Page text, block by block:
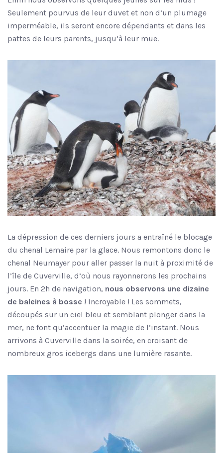
Seulement pourvus de leur duvet et non d’un plumage
imperméable, ils seront encore dépendants et dans les
pattes de leurs parents, jusqu’à leur mue.
La dépression de ces derniers jours a entraîné le blocage
du chenal Lemaire par la glace. Nous remontons donc le
chenal Neumayer pour aller passer la nuit à proximité de
l’île de Cuverville, d’où nous rayonnerons les prochains
jours. En 2h de navigation, nous observons une dizaine
de baleines à bosse ! Incroyable ! Les sommets,
découpés sur un ciel bleu et semblant plonger dans la
mer, ne font qu’accentuer la magie de l’instant. Nous
arrivons à Cuverville dans la soirée, en croisant de
nombreux gros icebergs dans une lumière rasante.